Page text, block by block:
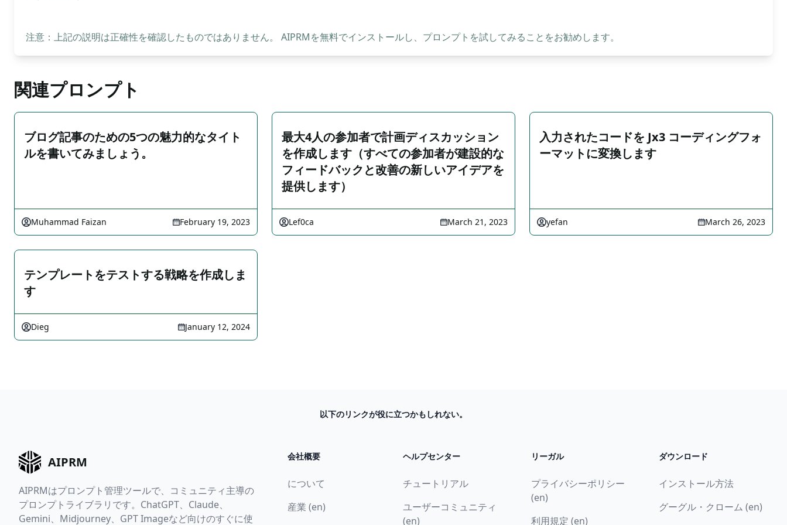
注意：上記の説明は正確性を確認したものではありません。 AIPRMを無料でインストールし、プロンプトを試してみることをお勧めします。
関連プロンプト
ブログ記事のための5つの魅力的なタイト
ルを書いてみましょう。
Muhammad Faizan February 19, 2023
最大4人の参加者で計画ディスカッション
を作成します（すべての参加者が建設的な
フィードバックと改善の新しいアイデアを
提供します）
Lef0ca March 21, 2023
入力されたコードを Jx3 コーディングフォ
ーマットに変換します
yefan March 26, 2023
テンプレートをテストする戦略を作成しま
す
Dieg January 12, 2024
以下のリンクが役に立つかもしれない。
AIPRM
AIPRMはプロンプト管理ツールで、コミュニティ主導の
プロンプトライブラリです。ChatGPT、Claude、
Gemini、Midjourney、GPT Imageなど向けのすぐに使
会社概要
について
産業 (en)
ヘルプセンター
チュートリアル
ユーザーコミュニティ
(en)
リーガル
プライバシーポリシー
(en)
利用規定 (en)
ダウンロード
インストール方法
グーグル・クローム (en)